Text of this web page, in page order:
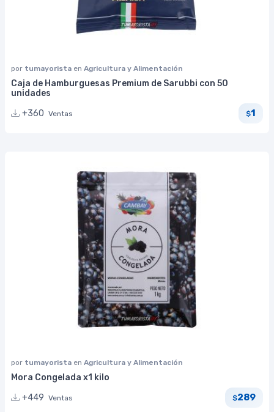
por tumayorista en Agricultura y Alimentación
Caja de Hamburguesas Premium de Sarubbi con 50
unidades
+360 Ventas $1
por tumayorista en Agricultura y Alimentación
Mora Congelada x1 kilo
+449 Ventas $289